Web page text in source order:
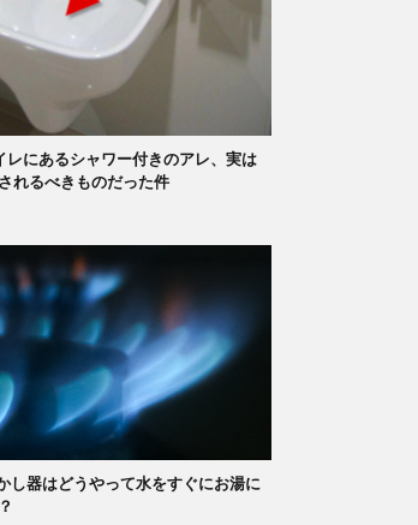
レにあるシャワー付きのアレ、実は
れるべきものだった件
し器はどうやって水をすぐにお湯に